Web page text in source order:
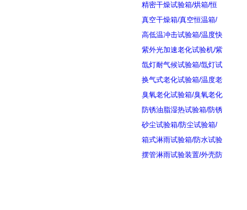
精密干燥试验箱/烘箱/恒
真空干燥箱/真空恒温箱/
高低温冲击试验箱/温度快
紫外光加速老化试验机/紫
氙灯耐气候试验箱/氙灯试
换气式老化试验箱/温度老
臭氧老化试验箱/臭氧老化
防锈油脂湿热试验箱/防锈
砂尘试验箱/防尘试验箱/
箱式淋雨试验箱/防水试验
摆管淋雨试验装置/外壳防